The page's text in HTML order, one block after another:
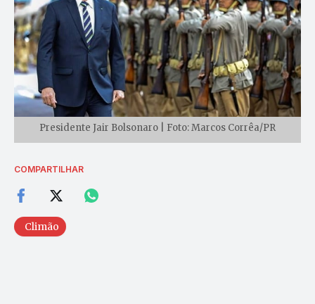
Presidente Jair Bolsonaro | Foto: Marcos Corrêa/PR
COMPARTILHAR
Climão